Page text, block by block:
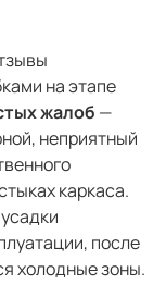
на этапе
жалоб —
неприятный
каркаса.
после
холодные зоны.